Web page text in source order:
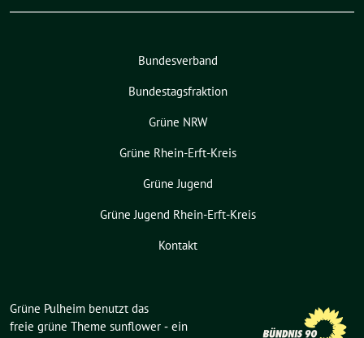
Bundesverband
Bundestagsfraktion
Grüne NRW
Grüne Rhein-Erft-Kreis
Grüne Jugend
Grüne Jugend Rhein-Erft-Kreis
Kontakt
Grüne Pulheim benutzt das
freie grüne Theme sunflower ‐ ein